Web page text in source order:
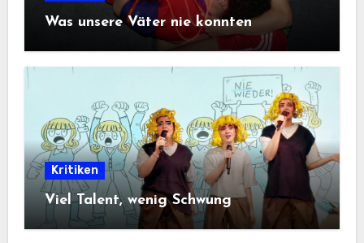
Was unsere Väter nie konnten
Kritiken
Viel Talent, wenig Schwung